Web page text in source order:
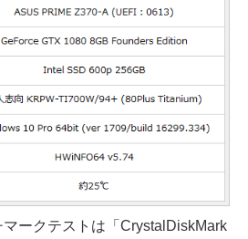
ークテストは「CrystalDiskMark